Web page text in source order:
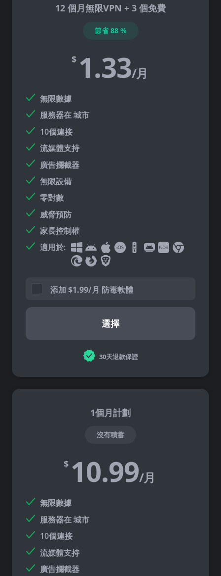
12 個月無限VPN + 3 個免費
節省88 %
$ 1.33/月
無限數據
服務器在城市
10個連接
流媒體支持
廣告攔截器
無限設備
零對數
威脅預防
家長控制權
適用於:
添加 $1.99/月 防毒軟體
選擇
30天退款保證
1個月計劃
沒有積蓄
$ 10.99/月
無限數據
服務器在城市
10個連接
流媒體支持
廣告攔截器